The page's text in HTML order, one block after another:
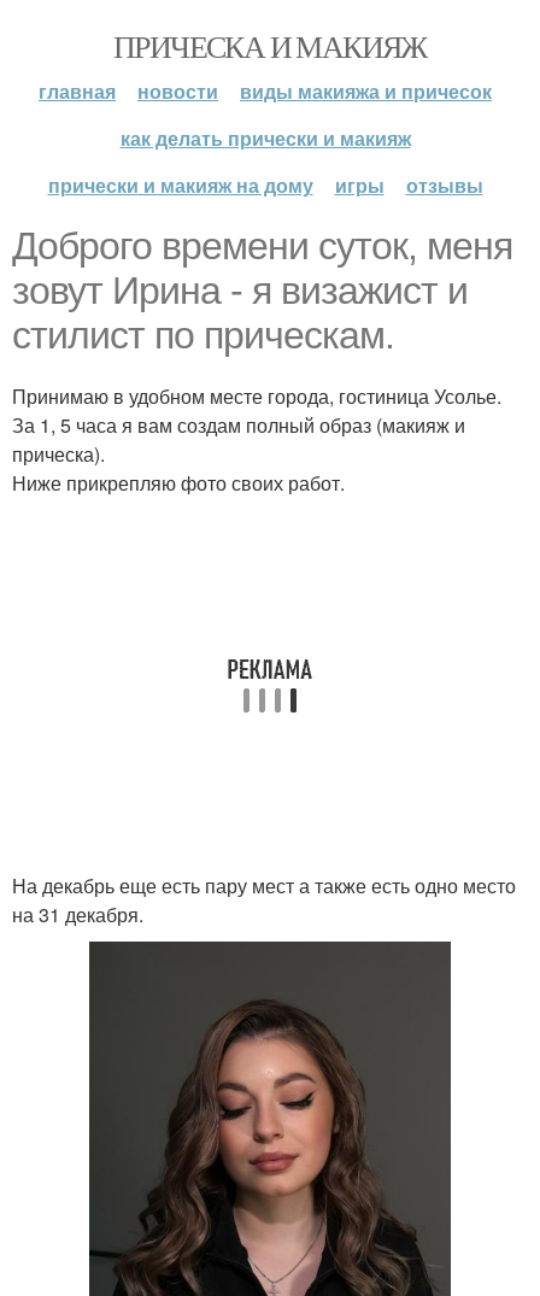
ПРИЧЕСКА И МАКИЯЖ
главная новости
виды макияжа и причесок
как делать прически и макияж
прически и макияж на дому
игры отзывы
Доброго времени суток, меня
зовут Ирина - я визажист и
стилист по прическам.
Принимаю в удобном месте города, гостиница Усолье.
За 1, 5 часа я вам создам полный образ (макияж и
прическа).
Ниже прикрепляю фото своих работ.
На декабрь еще есть пару мест а также есть одно место
на 31 декабря.